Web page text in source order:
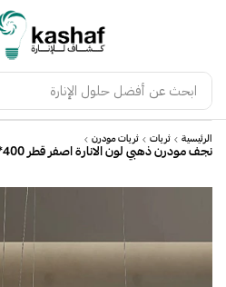
ابحث عن أفضل حلول الإنارة
الرئيسية ثريات ثريات مودرن
نجف مودرن ذهبي لون الانارة اصفر قطر 400*600 ملم 42 واط